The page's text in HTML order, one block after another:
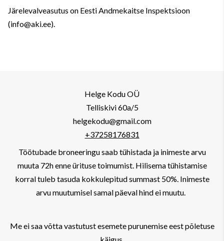
Järelevalveasutus on Eesti Andmekaitse Inspektsioon
(info@aki.ee).
Helge Kodu OÜ
Telliskivi 60a/5
helgekodu@gmail.com
+37258176831
Töötubade broneeringu saab tühistada ja inimeste arvu
muuta 72h enne ürituse toimumist. Hilisema tühistamise
korral tuleb tasuda kokkulepitud summast 50%. Inimeste
arvu muutumisel samal päeval hind ei muutu.
Me ei saa võtta vastutust esemete purunemise eest põletuse